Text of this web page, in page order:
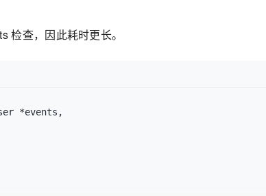
查，因此耗时更长。
*events,